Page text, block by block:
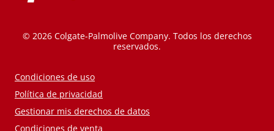
© 2026 Colgate-Palmolive Company. Todos los derechos
reservados.
Condiciones de uso
Política de privacidad
Gestionar mis derechos de datos
Condiciones de venta